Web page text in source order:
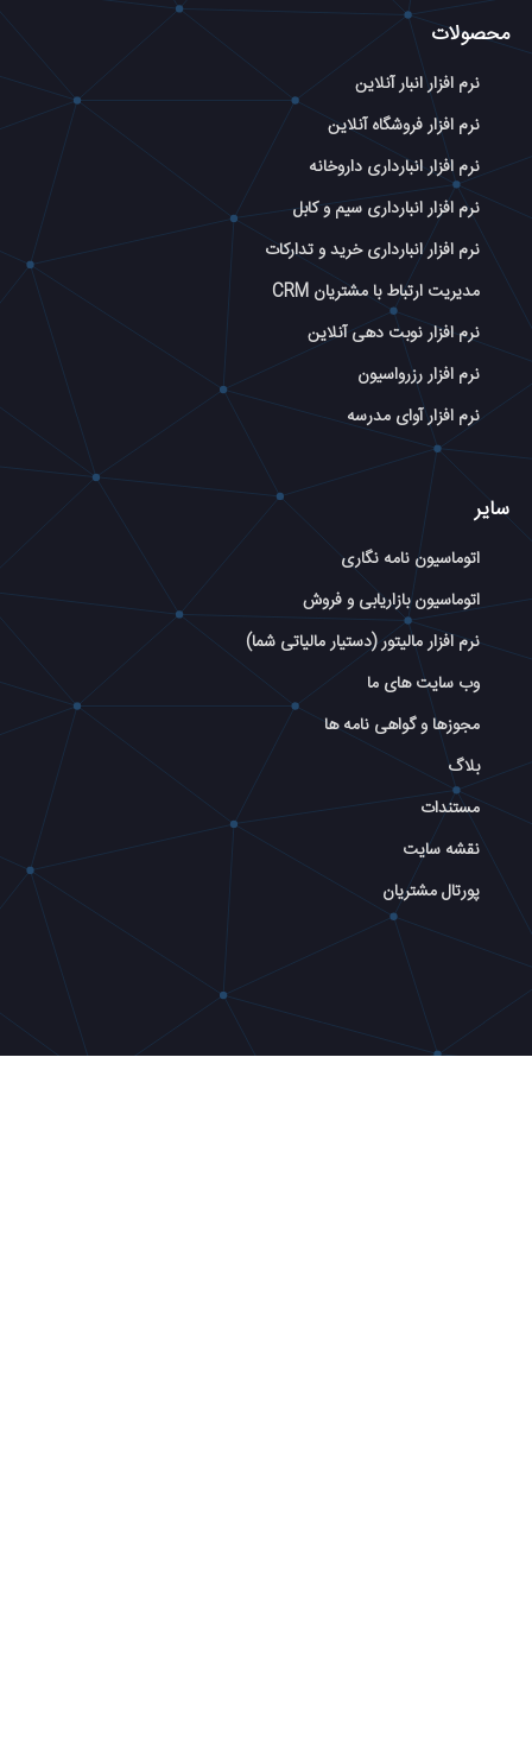
محصولات
نرم افزار انبار آنلاین
نرم افزار فروشگاه آنلاین
نرم افزار انبارداری داروخانه
نرم افزار انبارداری سیم و کابل
نرم افزار انبارداری خرید و تدارکات
مدیریت ارتباط با مشتریان CRM
نرم افزار نوبت دهی آنلاین
نرم افزار رزرواسیون
نرم افزار آوای مدرسه
سایر
اتوماسیون نامه نگاری
اتوماسیون بازاریابی و فروش
نرم افزار مالیتور (دستیار مالیاتی شما)
وب سایت های ما
مجوزها و گواهی نامه ها
بلاگ
مستندات
نقشه سایت
پورتال مشتریان